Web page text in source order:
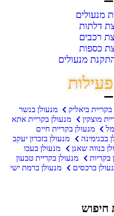
מנעולים
דלתות
רכבים
כספות
מנעולים
בקריית ביאליק
מנעולן בנשר
מוצקין
מנעולן בקריית אתא
מנעולן בקריית חיים
בבנימינה
מנעולן בזכרון יעקב
בנווה שאנן
מנעולן בעכו
בקריות
מנעולן בקריית טבעון
ברכסים מנעולן ברמת ישי
חיפוש